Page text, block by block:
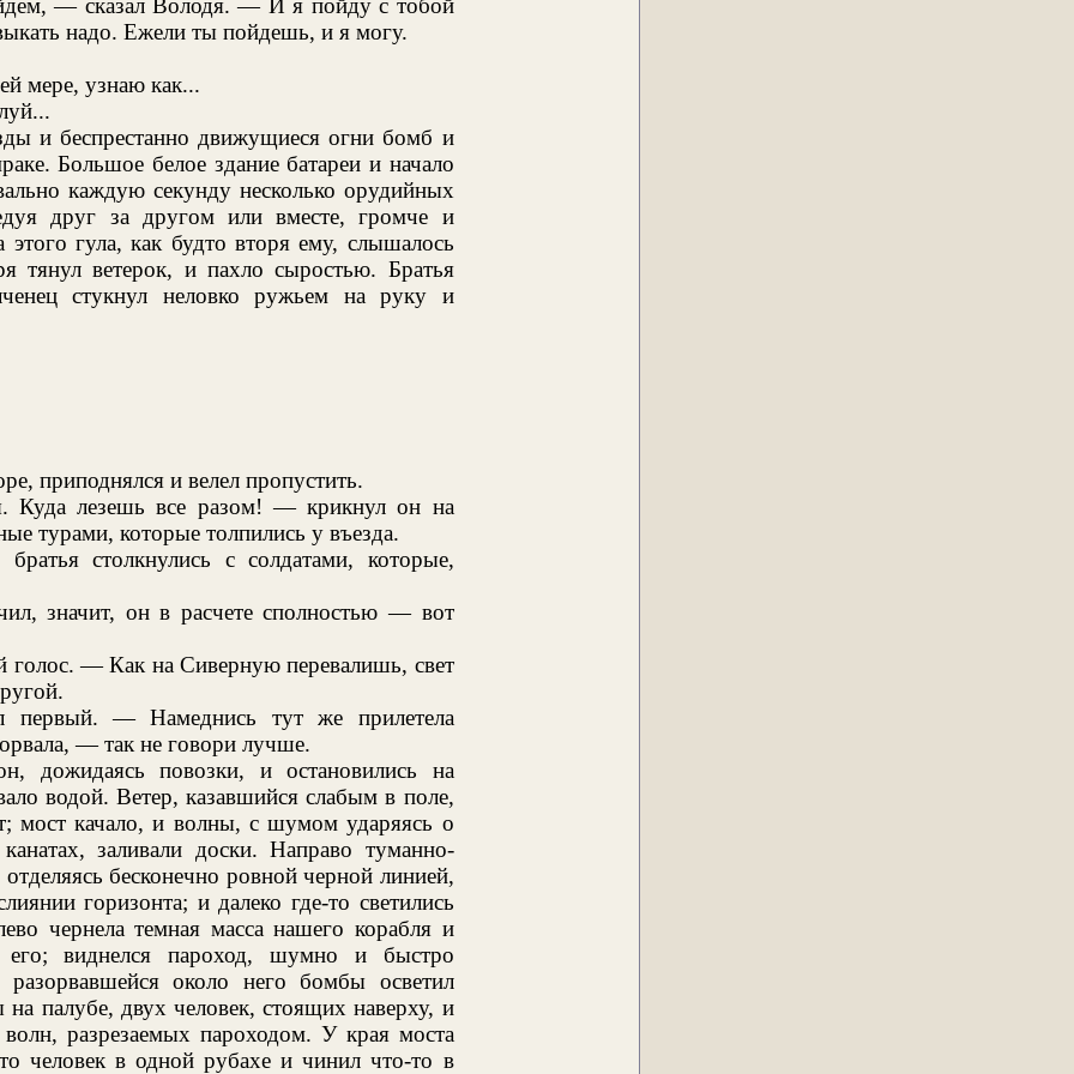
— сказал Володя. — И я пойду с тобой
надо. Ежели ты пойдешь, и я могу.
мере, узнаю как...
и беспрестанно движущиеся огни бомб и
Большое белое здание батареи и начало
каждую секунду несколько орудийных
друг за другом или вместе, громче и
этого гула, как будто вторя ему, слышалось
тянул ветерок, и пахло сыростью. Братья
стукнул неловко ружьем на руку и
приподнялся и велел пропустить.
Куда лезешь все разом! — крикнул он на
турами, которые толпились у въезда.
столкнулись с солдатами, которые,
значит, он в расчете сполностью — вот
— Как на Сиверную перевалишь, свет
— Намеднись тут же прилетела
— так не говори лучше.
дожидаясь повозки, и остановились на
водой. Ветер, казавшийся слабым в поле,
мост качало, и волны, с шумом ударяясь о
заливали доски. Направо туманно-
бесконечно ровной черной линией,
горизонта; и далеко где-то светились
чернела темная масса нашего корабля и
виднелся пароход, шумно и быстро
около него бомбы осветил
палубе, двух человек, стоящих наверху, и
разрезаемых пароходом. У края моста
человек в одной рубахе и чинил что-то в